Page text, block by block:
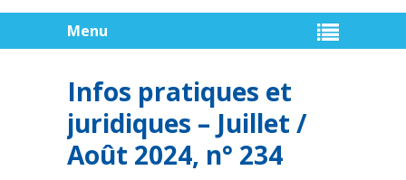
Menu
Infos pratiques et
juridiques – Juillet /
Août 2024, n° 234